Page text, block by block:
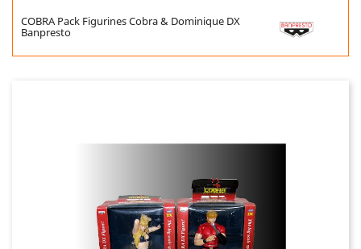
COBRA Pack Figurines Cobra & Dominique DX
Banpresto